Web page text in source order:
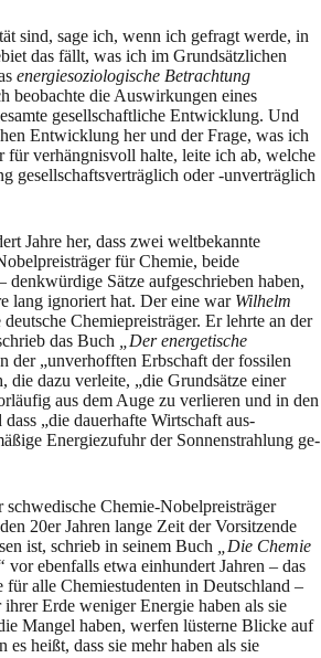
sind, sage ich, wenn ich gefragt werde, in
das fällt, was ich im Grundsätzlichen
energiesoziologische Betrachtung
beobachte die Auswirkungen eines
gesellschaftliche Entwicklung. Und
Entwick­lung her und der Frage, was ich
für verhängnisvoll halte, leite ich ab, welche
gesellschaftsverträglich oder -unverträglich
Jahre her, dass zwei weltbekannte
für Chemie, beide
denkwürdige Sätze aufge­schrie­ben haben,
lang ignoriert hat. Der eine war Wilhelm
deutsche Chemiepreisträger. Er lehrte an der
das Buch
„Der energetische
der „unverhofften Erbschaft der fos­silen
die dazu verleite, „die Grundsätze einer
aus dem Auge zu verlieren und in den
„die dau­er­haf­te Wirtschaft aus­
Energiezufuhr der Sonnenstrahlung ge­
Chemie-Nobelpreisträger
20er Jahren lange Zeit der Vorsitzende
ist, schrieb in seinem Buch
„Die Chemie
vor ebenfalls etwa einhundert Jahren – das
alle Chemiestudenten in Deutschland –
ihrer Erde weniger Energie haben als sie
Mangel haben, werfen lüsterne Blicke auf
es heißt, dass sie mehr haben als sie